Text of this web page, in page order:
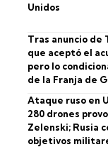
Unidos
Tras anuncio de
que aceptó el
pero lo
de la Franja de
Ataque ruso en
280 drones
Zelenski; Rusia
objetivos